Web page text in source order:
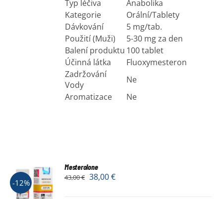
Typ léčiva
Anabolika
Kategorie
Orální/Tablety
Dávkování
5 mg/tab.
Použití (Muži)
5-30 mg za den
Balení produktu 100 tablet
Účinná látka
Fluoxymesteron
Zadržování
Vody
Ne
Aromatizace
Ne
-12%
Mesterolone
43,00€ 38,00€